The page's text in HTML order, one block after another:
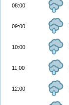
08:00
09:00
10:00
11:00
12:00